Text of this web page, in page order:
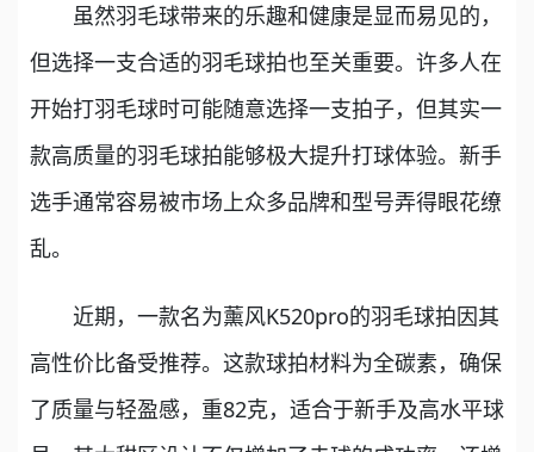
虽然羽毛球带来的乐趣和健康是显而易见的，
但选择一支合适的羽毛球拍也至关重要。许多人在
开始打羽毛球时可能随意选择一支拍子，但其实一
款高质量的羽毛球拍能够极大提升打球体验。新手
选手通常容易被市场上众多品牌和型号弄得眼花缭
乱。
近期，一款名为薰风K520pro的羽毛球拍因其
高性价比备受推荐。这款球拍材料为全碳素，确保
了质量与轻盈感，重82克，适合于新手及高水平球